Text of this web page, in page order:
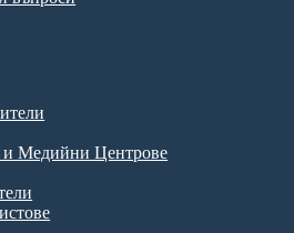
Медийни Центрове